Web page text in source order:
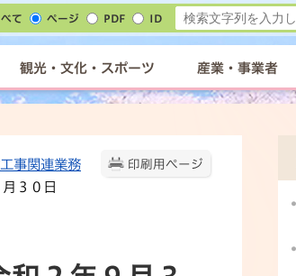
て ページ PDF ID
観光・文化・スポーツ 産業・事業者
印刷用ページ
事関連業務
３０日